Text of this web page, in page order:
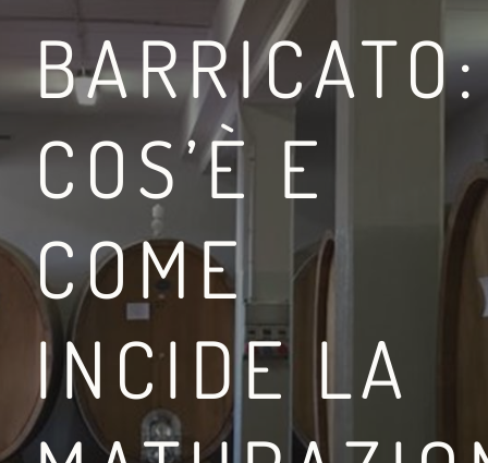
COSA FARE A
LEGGI DI PIÙ
BARRICATO:
COS’È E
COME
INCIDE LA